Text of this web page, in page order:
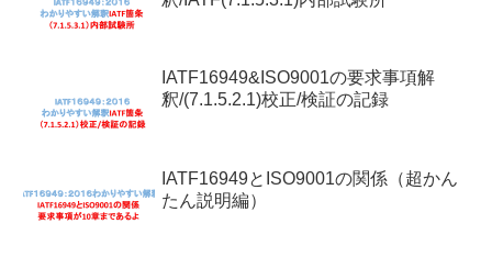
IATF16949&ISO9001の要求事項解
釈/(7.1.5.2.1)校正/検証の記録
IATF16949とISO9001の関係（超かん
たん説明編）